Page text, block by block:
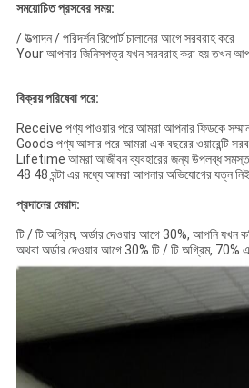
সময়োচিত প্রসবের সময়:
/ উত্পাদন / পরিদর্শন রিপোর্ট চালানের আগে সরবরাহ করে
Your আপনার জিনিসপত্র যখন সরবরাহ করা হয় তখন
বিক্রয় পরিষেবা পরে:
Receive পণ্য পাওয়ার পরে আমরা আপনার ফিডকে
Goods পণ্য আসার পরে আমরা এক বছরের ওয়ারেন্টি
Lifetime আমরা আজীবন ব্যবহারের জন্য উপলব্ধ সমস্ত
48 48 ঘন্টা এর মধ্যে আমরা আপনার অভিযোগের যত্ন
প্রদানের মেয়াদ:
টি / টি অগ্রিম, অর্ডার দেওয়ার আগে 30%, আপনি যখন
অথবা অর্ডার দেওয়ার আগে 30% টি / টি অগ্রিম, 70%